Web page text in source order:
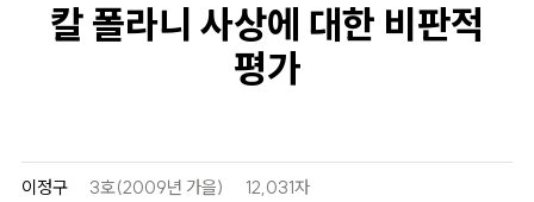
칼 폴라니 사상에 대한 비판적
평가
이정구 3호(2009년 가을) 12,031자